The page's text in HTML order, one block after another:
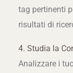
tag pertinenti
risultati di
4. Studia la
Analizzare i